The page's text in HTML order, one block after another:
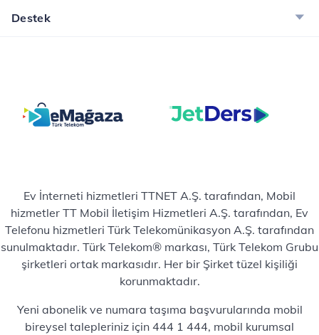
Destek
Ev İnterneti hizmetleri TTNET A.Ş. tarafından, Mobil
hizmetler TT Mobil İletişim Hizmetleri A.Ş. tarafından, Ev
Telefonu hizmetleri Türk Telekomünikasyon A.Ş. tarafından
sunulmaktadır. Türk Telekom® markası, Türk Telekom Grubu
şirketleri ortak markasıdır. Her bir Şirket tüzel kişiliği
korunmaktadır.
Yeni abonelik ve numara taşıma başvurularında mobil
bireysel talepleriniz için 444 1 444, mobil kurumsal